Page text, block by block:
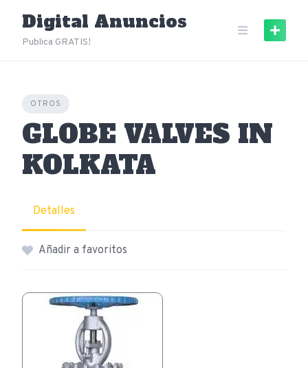
content
Digital Anuncios
Publica GRATIS!
OTROS
GLOBE VALVES IN
KOLKATA
Detalles
Añadir a favoritos